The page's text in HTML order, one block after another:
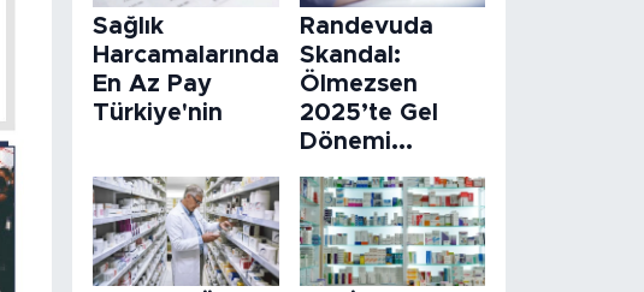
Sağlık
Harcamalarında
En Az Pay
Türkiye'nin
Randevuda
Skandal:
Ölmezsen
2025’te Gel
Dönemi...